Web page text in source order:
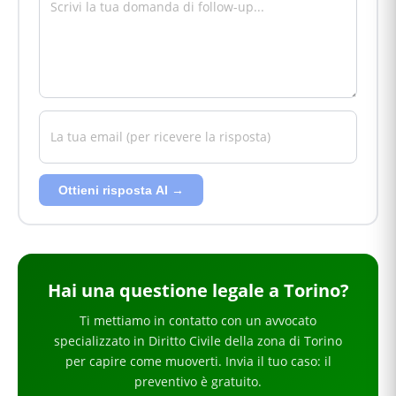
Ottieni risposta AI →
Hai una questione legale a Torino?
Ti mettiamo in contatto con un avvocato
specializzato in Diritto Civile della zona di Torino
per capire come muoverti. Invia il tuo caso: il
preventivo è gratuito.